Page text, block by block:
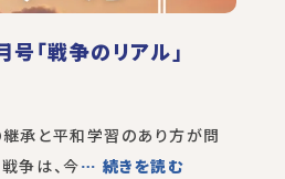
「戦争のリアル」
承と平和学習のあり方が問
争は、今… 続きを読む